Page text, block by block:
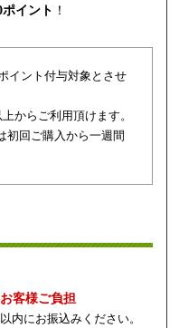
ポイント ！
イント付与対象とさせ
からご利用頂けます。
初回ご購入から一週間
客様ご負担
内にお振込みください。